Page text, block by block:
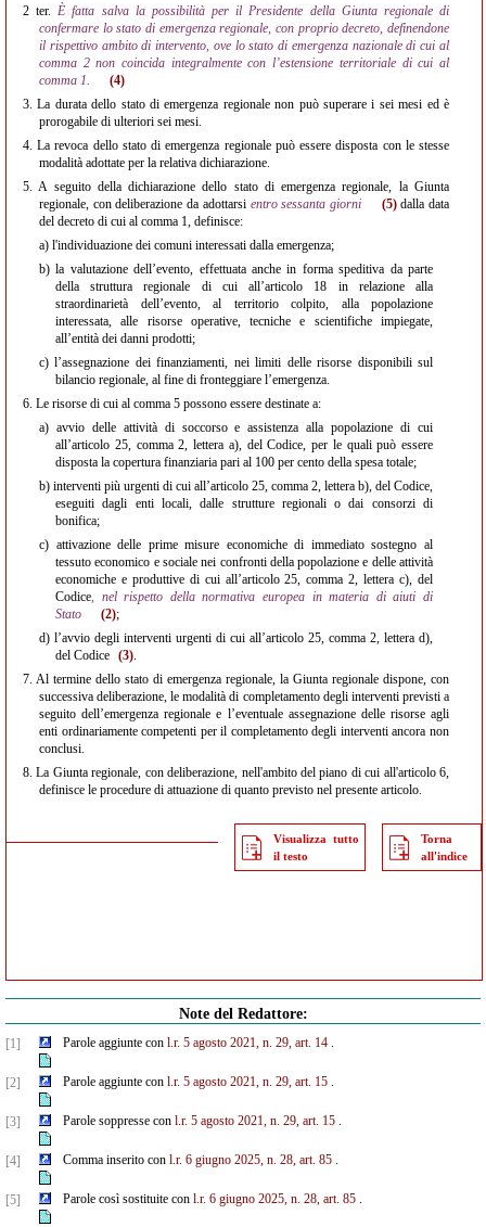
2 ter. È fatta salva la possibilità per il Presidente della Giunta regionale di
confermare lo stato di emergenza regionale, con proprio decreto, definendone
il rispettivo ambito di intervento, ove lo stato di emergenza nazionale di cui al
comma 2 non coincida integralmente con l’estensione territoriale di cui al
comma 1.
(4)
3.La durata dello stato di emergenza regionale non può superare i sei mesi ed è
prorogabile di ulteriori sei mesi.
4.La revoca dello stato di emergenza regionale può essere disposta con le stesse
modalità adottate per la relativa dichiarazione.
5.A seguito della dichiarazione dello stato di emergenza regionale, la Giunta
regionale, con deliberazione da adottarsi entro sessanta giorni (5)dalla data
del decreto di cui al comma 1, definisce:
a) l'individuazione dei comuni interessati dalla emergenza;
b)la valutazione dell’evento, effettuata anche in forma speditiva da parte
della struttura regionale di cui all’articolo 18 in relazione alla
straordinarietà dell’evento, al territorio colpito, alla popolazione
interessata, alle risorse operative, tecniche e scientifiche impiegate,
all’entità dei danni prodotti;
c)l’assegnazione dei finanziamenti, nei limiti delle risorse disponibili sul
bilancio regionale, al fine di fronteggiare l’emergenza.
6. Le risorse di cui al comma 5 possono essere destinate a:
a) avvio delle attività di soccorso e assistenza alla popolazione di cui
all’articolo 25, comma 2, lettera a), del Codice, per le quali può essere
disposta la copertura finanziaria pari al 100 per cento della spesa totale;
b) interventi più urgenti di cui all’articolo 25, comma 2, lettera b), del Codice,
eseguiti dagli enti locali, dalle strutture regionali o dai consorzi di
bonifica;
c) attivazione delle prime misure economiche di immediato sostegno al
tessuto economico e sociale nei confronti della popolazione e delle attività
economiche e produttive di cui all’articolo 25, comma 2, lettera c), del
Codice, nel rispetto della normativa europea in materia di aiuti di
Stato
(2);
d) l’avvio degli interventi urgenti di cui all’articolo 25, comma 2, lettera d),
del Codice (3).
7. Al termine dello stato di emergenza regionale, la Giunta regionale dispone, con
successiva deliberazione, le modalità di completamento degli interventi previsti a
seguito dell’emergenza regionale e l’eventuale assegnazione delle risorse agli
enti ordinariamente competenti per il completamento degli interventi ancora non
conclusi.
8.La Giunta regionale, con deliberazione, nell'ambito del piano di cui all'articolo 6,
definisce le procedure di attuazione di quanto previsto nel presente articolo.
Visualizza tutto
il testo
Torna
all'indice
Note del Redattore:
[1] Parole aggiunte con l.r. 5 agosto 2021, n. 29, art. 14.
[2] Parole aggiunte con l.r. 5 agosto 2021, n. 29, art. 15.
[3] Parole soppresse con l.r. 5 agosto 2021, n. 29, art. 15.
[4] Comma inserito con l.r. 6 giugno 2025, n. 28, art. 85.
[5] Parole così sostituite con l.r. 6 giugno 2025, n. 28, art. 85.